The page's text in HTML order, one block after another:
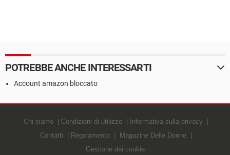
POTREBBE ANCHE INTERESSARTI
Account amazon bloccato
Chi siamo Condizioni di utilizzo
Informativa sulla privacy
Contatti
Regolamento
Magazine Delle Donne
Gestione dei cookie